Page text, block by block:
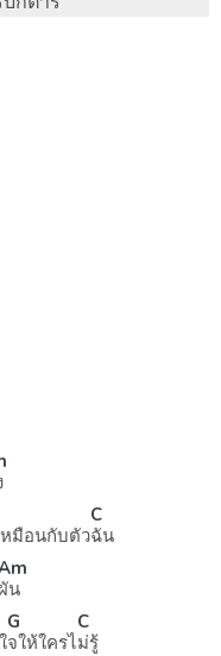
มือนกับตัว
C
ฉัน
ผัน
G
จให้ใครไ
C
ม่รู้